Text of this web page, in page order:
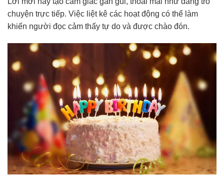
chuyện trực tiếp. Việc liệt kê các hoạt động có thể làm
khiến người đọc cảm thấy tự do và được chào đón.